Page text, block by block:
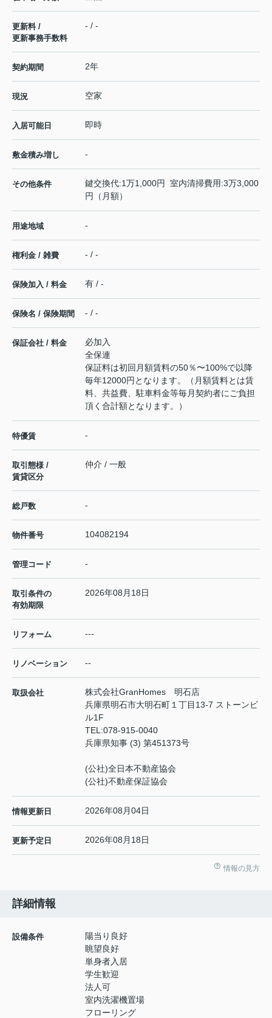
更新料 /
更新事務手数料
- / -
契約期間 2年
現況 空家
入居可能日 即時
敷金積み増し -
その他条件
鍵交換代:1万1,000円 室内清掃費用:3万3,000
円（月額）
用途地域 -
権利金 / 雑費 - / -
保険加入 / 料金 有 / -
保険名 / 保険期間 - / -
保証会社 / 料金
必加入
全保連
保証料は初回月額賃料の50％〜100%で以降
毎年12000円となります。（月額賃料とは賃
料、共益費、駐車料金等毎月契約者にご負担
頂く合計額となります。）
特優賃 -
取引態様 /
賃貸区分
仲介 / 一般
総戸数 -
物件番号 104082194
管理コード -
取引条件の
有効期限
2026年08月18日
リフォーム ---
リノベーション --
取扱会社
株式会社GranHomes 明石店
兵庫県明石市大明石町１丁目13-7 ストーンビ
ル1F
TEL:078-915-0040
兵庫県知事 (3) 第451373号
(公社)全日本不動産協会
(公社)不動産保証協会
情報更新日 2026年08月04日
更新予定日 2026年08月18日
情報の見方
詳細情報
設備条件
陽当り良好
眺望良好
単身者入居
学生歓迎
法人可
室内洗濯機置場
フローリング